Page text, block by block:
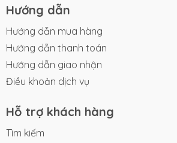
Hướng dẫn
Hướng dẫn mua hàng
Hướng dẫn thanh toán
Hướng dẫn giao nhận
Điều khoản dịch vụ
Hỗ trợ khách hàng
Tìm kiếm